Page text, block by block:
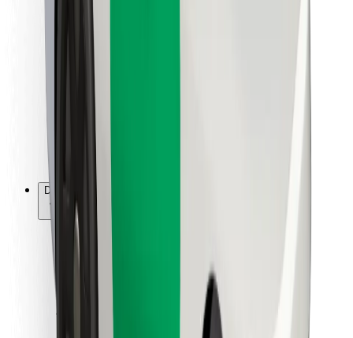
Sürücülər üçün
Kuryerlər üçün
Bolt Food
Restoranlar üçün
Biznes üçün Bolt
Digər
Təchizatçılar
Kukilər
Təhlükəsizlik